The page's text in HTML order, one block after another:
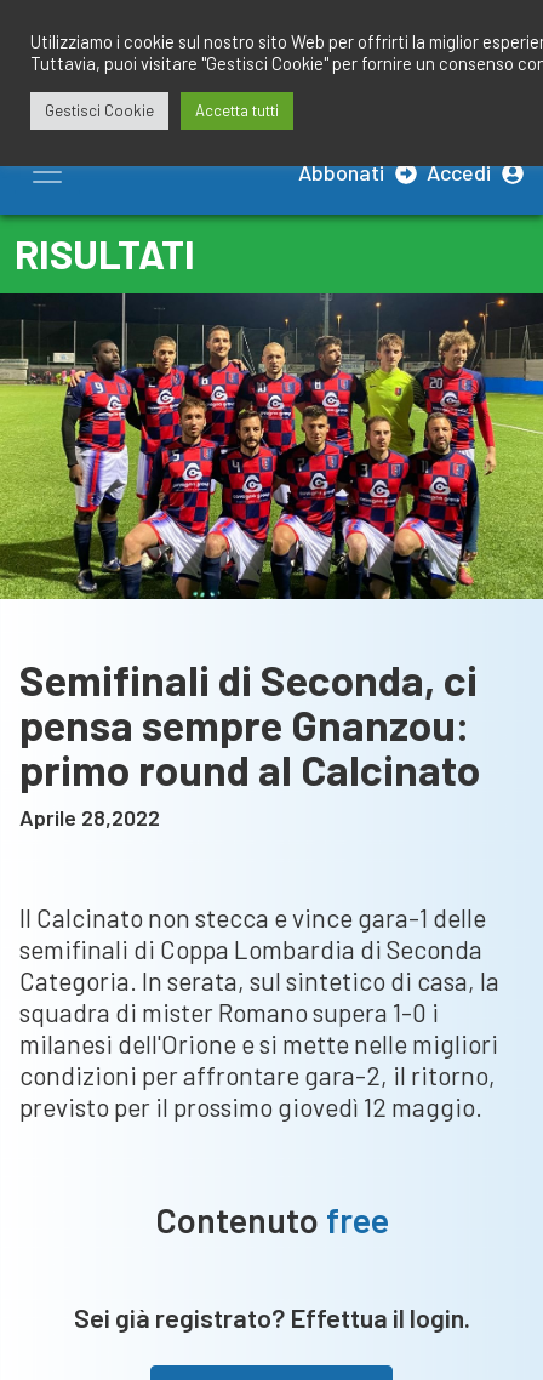
contenuto
Abbonati Accedi
RISULTATI
Semifinali di Seconda, ci
pensa sempre Gnanzou:
primo round al Calcinato
Aprile 28,2022
Il Calcinato non stecca e vince gara-1 delle
semifinali di Coppa Lombardia di Seconda
Categoria. In serata, sul sintetico di casa, la
squadra di mister Romano supera 1-0 i
milanesi dell'Orione e si mette nelle migliori
condizioni per affrontare gara-2, il ritorno,
previsto per il prossimo giovedì 12 maggio.
Contenuto free
Sei già registrato? Effettua il login.
Utilizziamo i cookie sul nostro sito Web per offrirti la miglior
Tuttavia, puoi visitare "Gestisci Cookie" per fornire un consenso
Gestisci Cookie Accetta tutti